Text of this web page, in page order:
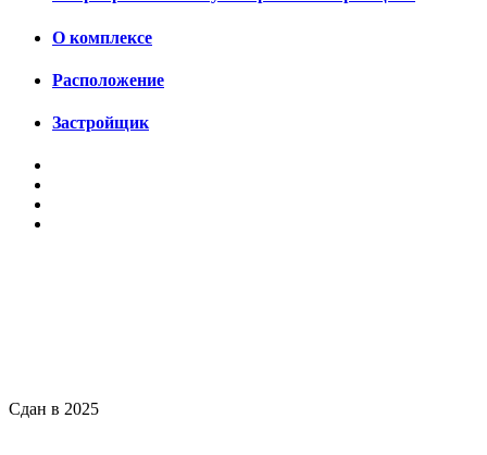
О комплексе
Расположение
Застройщик
Сдан в 2025